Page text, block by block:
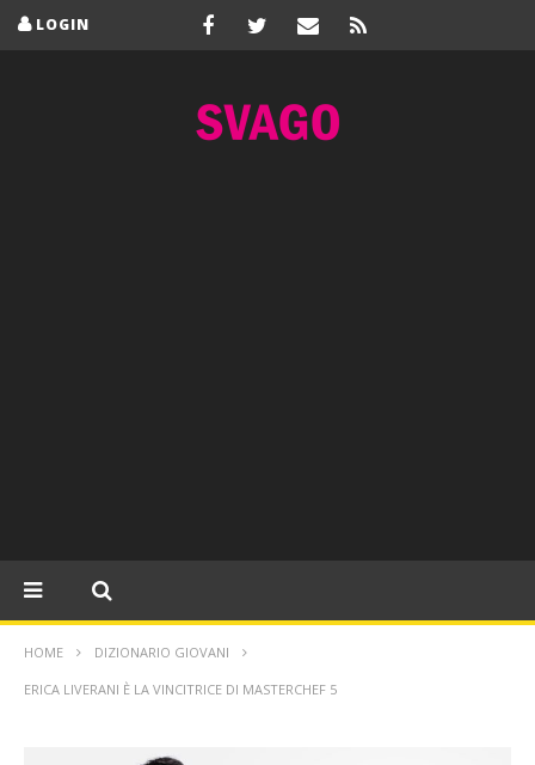
LOGIN
HOME DIZIONARIO GIOVANI
ERICA LIVERANI È LA VINCITRICE DI MASTERCHEF 5